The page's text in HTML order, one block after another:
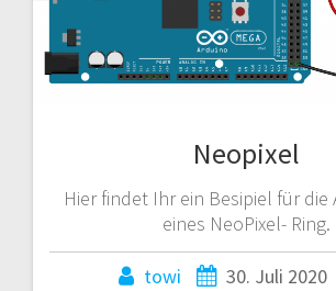
Neopixel
Hier findet Ihr ein Besipiel für die
eines NeoPixel- Ring.
towi 30. Juli 2020